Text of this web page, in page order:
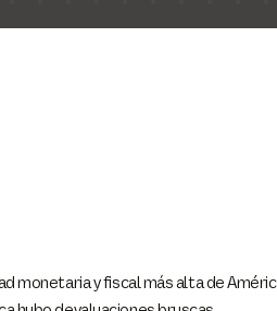
monetaria y fiscal más alta de